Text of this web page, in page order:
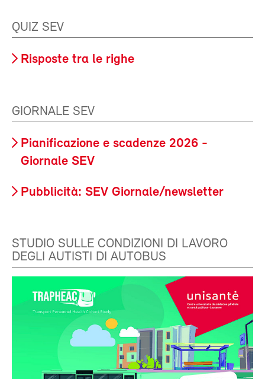
QUIZ SEV
Risposte tra le righe
GIORNALE SEV
Pianificazione e scadenze 2026 -
Giornale SEV
Pubblicità: SEV Giornale/newsletter
STUDIO SULLE CONDIZIONI DI LAVORO
DEGLI AUTISTI DI AUTOBUS